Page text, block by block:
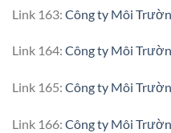
Link 163: Công ty Môi
Link 164: Công ty Môi
Link 165: Công ty Môi
Link 166: Công ty Môi